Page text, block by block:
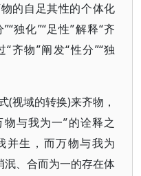
的自足其性的个体化
独化”“足性”解释“齐
齐物”阐发“性分”“独
(视域的转换)来齐物，
与我为一”的诠释之
并生，而万物与我为
泯、合而为一的存在体